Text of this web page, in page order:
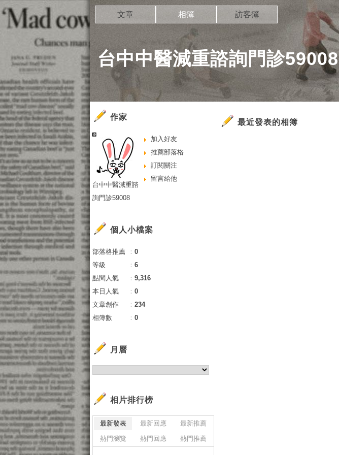
台中中醫減重諮詢門診59008
文章 相簿 訪客簿
最近發表的相簿
作家
加入好友
推薦部落格
訂閱關注
留言給他
台中中醫減重諮
詢門診59008
個人小檔案
部落格推薦 ： 0
等級
： 6
點閱人氣
： 9,316
本日人氣
： 0
文章創作
： 234
相簿數
： 0
月曆
相片排行榜
最新發表 最新回應
最新推薦
熱門瀏覽
熱門回應 熱門推薦